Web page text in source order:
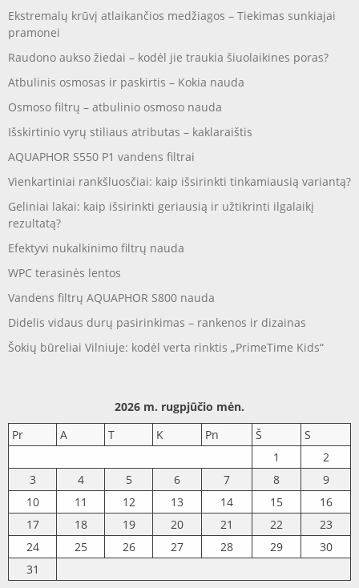
Ekstremalų krūvį atlaikančios medžiagos – Tiekimas sunkiajai
pramonei
Raudono aukso žiedai – kodėl jie traukia šiuolaikines poras?
Atbulinis osmosas ir paskirtis – Kokia nauda
Osmoso filtrų – atbulinio osmoso nauda
Išskirtinio vyrų stiliaus atributas – kaklaraištis
AQUAPHOR S550 P1 vandens filtrai
Vienkartiniai rankšluosčiai: kaip išsirinkti tinkamiausią variantą?
Geliniai lakai: kaip išsirinkti geriausią ir užtikrinti ilgalaikį
rezultatą?
Efektyvi nukalkinimo filtrų nauda
WPC terasinės lentos
Vandens filtrų AQUAPHOR S800 nauda
Didelis vidaus durų pasirinkimas – rankenos ir dizainas
Šokių būreliai Vilniuje: kodėl verta rinktis „PrimeTime Kids“
2026 m. rugpjūčio mėn.
Pr
A T K Pn Š
S
1
2
3
4 5 6 7 8
9
10
11 12 13 14 15
16
17
18 19 20 21 22
23
24
25 26 27 28 29
30
31